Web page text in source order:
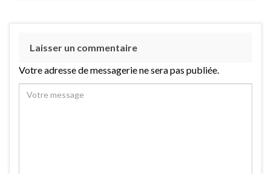
Laisser un commentaire
Votre adresse de messagerie ne sera pas publiée.